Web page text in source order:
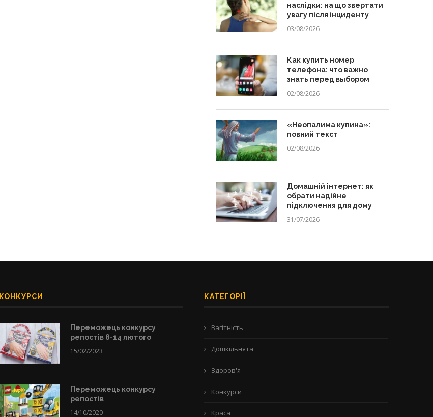
наслідки: на що звертати
увагу після інциденту
03/08/2026
Как купить номер
телефона: что важно
знать перед выбором
02/08/2026
«Неопалима купина»:
повний текст
02/08/2026
Домашній інтернет: як
обрати надійне
підключення для дому
31/07/2026
КОНКУРСИ
Переможець конкурсу
репостів 8-14 лютого
15/02/2023
Переможець конкурсу
репостів
14/10/2020
КАТЕГОРІЇ
Вагітність
Дошкільнята
Здоров'я
Конкурси
Краса